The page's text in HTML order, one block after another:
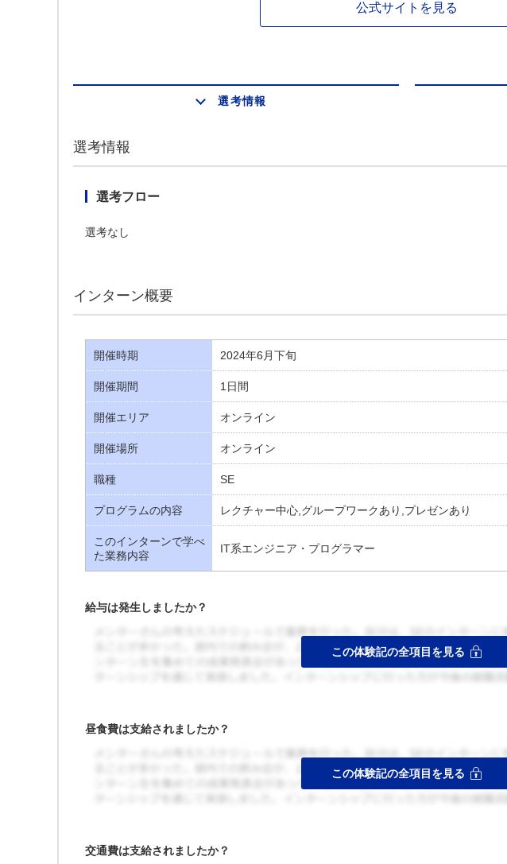
公式サイトを見る
選考情報
選考情報
選考フロー
選考なし
インターン概要
開催時期 2024年6月下旬
開催期間 1日間
開催エリア オンライン
開催場所 オンライン
職種 SE
プログラムの内容 レクチャー中心,グループワークあり,プレゼンあり
このインターンで学べ
た業務内容
IT系エンジニア・プログラマー
給与は発生しましたか？
昼食費は支給されましたか？
交通費は支給されましたか？